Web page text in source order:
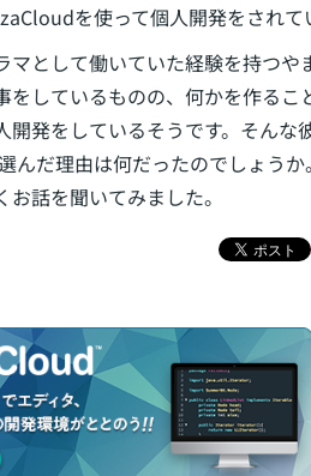
を使って個人開発をされて
マとして働いていた経験を持つ
をしているものの、何かを作る
開発をしているそうです。そん
んだ理由は何だったのでしょう
お話を聞いてみました。